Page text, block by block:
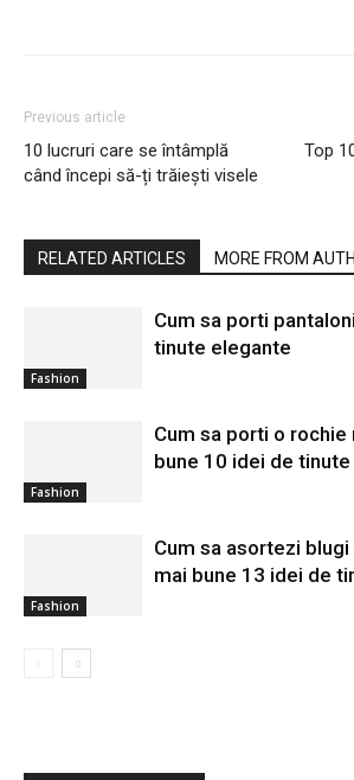
Previous article
10 lucruri care se întâmplă
când începi să-ți trăiești visele
Top
RELATED ARTICLES MORE FROM
Fashion
Cum sa porti
tinute elegante
Fashion
Cum sa porti o rochie
bune 10 idei de tinute
Fashion
Cum sa asortezi
mai bune 13 idei de